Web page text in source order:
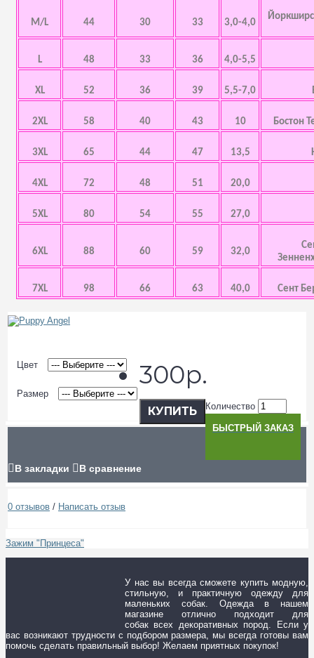
M/L 44 30 33 3,0-4,0
L 48 33 36 4,0-5,5
XL 52 36 39 5,5-7,0
2XL 58 40 43 10 Бостон
3XL 65 44 47 13,5
4XL 72 48 51 20,0
5XL 80 54 55 27,0
6XL 88 60 59 32,0
7XL 98 66 63 40,0 Сент
Цвет
Размер
300р.
Количество
КУПИТЬ
БЫСТРЫЙ ЗАКАЗ
В закладки В сравнение
0 отзывов / Написать отзыв
Зажим "Принцеса"
У нас вы всегда сможете купить модную,
стильную, и практичную одежду для
маленьких собак. Одежда в нашем
магазине отлично подходит для
собак всех декоративных пород. Если у
вас возникают трудности с подбором размера, мы всегда готовы вам
помочь сделать правильный выбор! Желаем приятных покупок!